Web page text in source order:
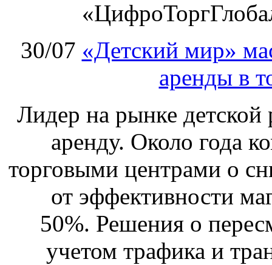
30/07 «Детский мир»
аренды в
Лидер на рынке детской
аренду. Около года
торговыми центрами о
от эффективности
50%. Решения о
учетом трафика и